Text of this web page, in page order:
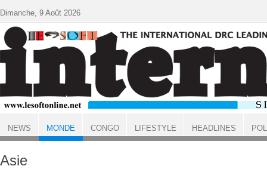
ACCUEIL MONDE
Asie
Dimanche, 9 Août 2026
NEWS MONDE CONGO LIFESTYLE HEADLINES